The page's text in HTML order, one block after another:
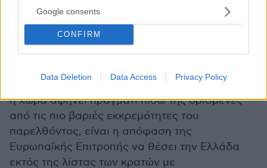
Google consents
CONFIRM
Data Deletion Data Access Privacy Policy
Και ελπίζω όλες οι πολιτικές δυνάμεις να
καταθέσουν τις θέσεις τους, γιατί αυτό το
εγχείρημα μας υπερβαίνει όλους και μας
χρειάζεται όλους.
Αν υπάρχει, πάντως, μια εξέλιξη που δείχνει ότι
η χώρα αφήνει πράγματι πίσω της ορισμένες
από τις πιο βαριές εκκρεμότητες του
παρελθόντος, είναι η απόφαση της
Ευρωπαϊκής Επιτροπής να θέσει την Ελλάδα
εκτός της λίστας των κρατών με